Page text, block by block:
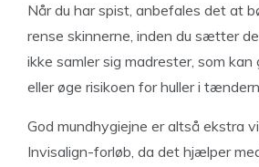
Når du har spist, anbefales det at
rense skinnerne, inden du sætter
ikke samler sig madrester, som kan
eller øge risikoen for huller i
God mundhygiejne er altså ekstra
Invisalign-forløb, da det hjælper